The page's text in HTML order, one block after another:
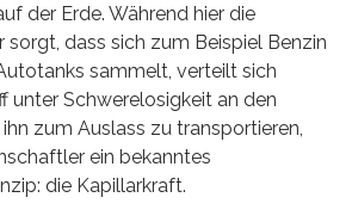
der Erde. Während hier die
dass sich zum Beispiel Benzin
sammelt, verteilt sich
unter Schwerelosigkeit an den
zum Auslass zu transportieren,
ein bekanntes
die Kapillarkraft.